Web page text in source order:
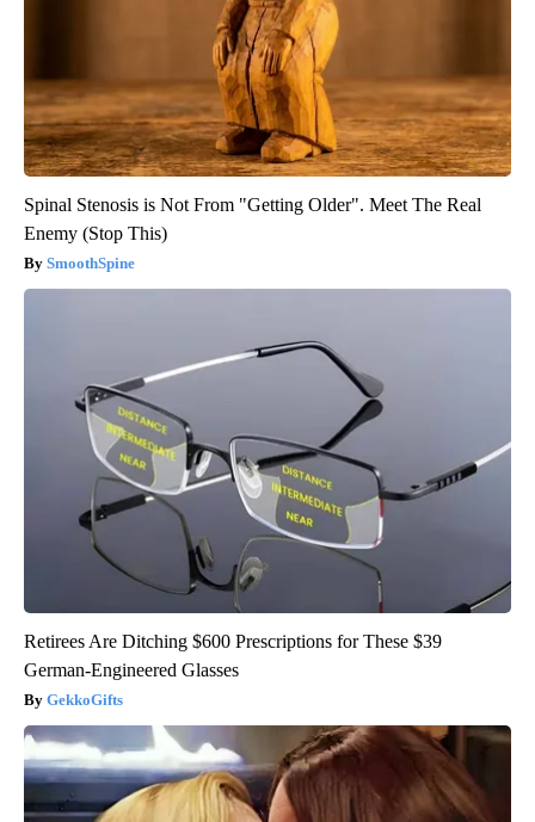
Spinal Stenosis is Not From "Getting Older". Meet The Real
Enemy (Stop This)
SmoothSpine
Retirees Are Ditching $600 Prescriptions for These $39
German-Engineered Glasses
GekkoGifts